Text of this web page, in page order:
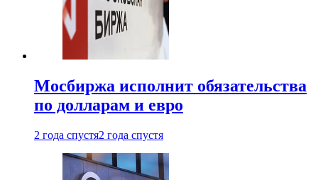
Мосбиржа исполнит обязательства
по долларам и евро
2 года спустя2 года спустя